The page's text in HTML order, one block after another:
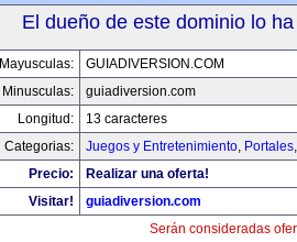
El dueño de este dominio lo
Mayusculas:
GUIADIVERSION.COM
Minusculas:
guiadiversion.com
Longitud:
13 caracteres
Categorias:
Juegos y Entretenimiento, Portales
Precio:
Realizar una oferta!
Visitar!
guiadiversion.com
Serán consideradas